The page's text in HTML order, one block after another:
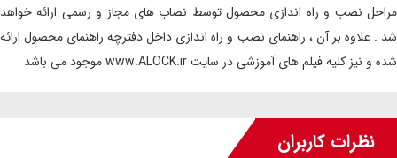
مراحل نصب و راه اندازی محصول توسط نصاب های مجاز و رسمی ارائه خواهد
شد . علاوه بر آن ، راهنمای نصب و راه اندازی داخل دفترچه راهنمای محصول ارائه
شده و نیز کلیه فیلم های آموزشی در سایت www.ALOCK.ir موجود می باشد
نظرات کاربران